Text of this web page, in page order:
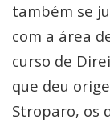
também se
com a área
curso de
que deu
Stroparo, os